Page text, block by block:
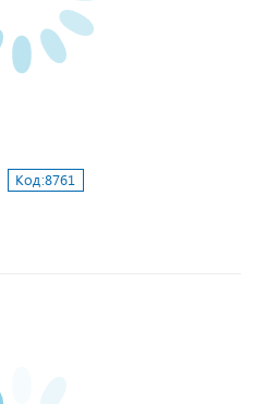
Код:8761